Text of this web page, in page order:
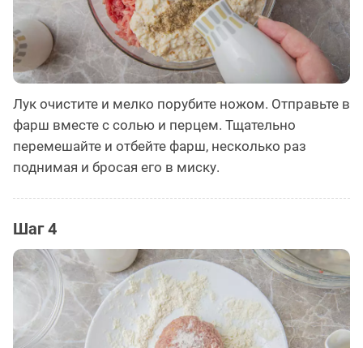
Лук очистите и мелко порубите ножом. Отправьте в
фарш вместе с солью и перцем. Тщательно
перемешайте и отбейте фарш, несколько раз
поднимая и бросая его в миску.
Шаг 4